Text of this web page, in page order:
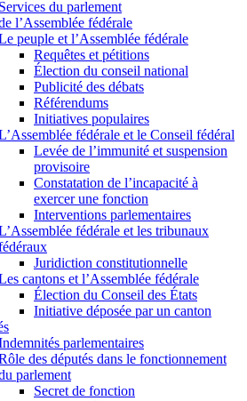
Services du parlement
l’Assemblée fédérale
peuple et l’Assemblée fédérale
Requêtes et pétitions
Élection du conseil national
Publicité des débats
Référendums
Initiatives populaires
fédérale et le Conseil fédéral
Levée de l’immunité et suspension
provisoire
Constatation de l’incapacité à
exercer une fonction
Interventions parlementaires
fédérale et les tribunaux
Juridiction constitutionnelle
cantons et l’Assemblée fédérale
Élection du Conseil des États
Initiative déposée par un canton
parlementaires
des députés dans le fonctionnement
parlement
Secret de fonction